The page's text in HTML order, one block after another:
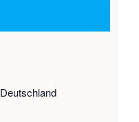
Deutschland